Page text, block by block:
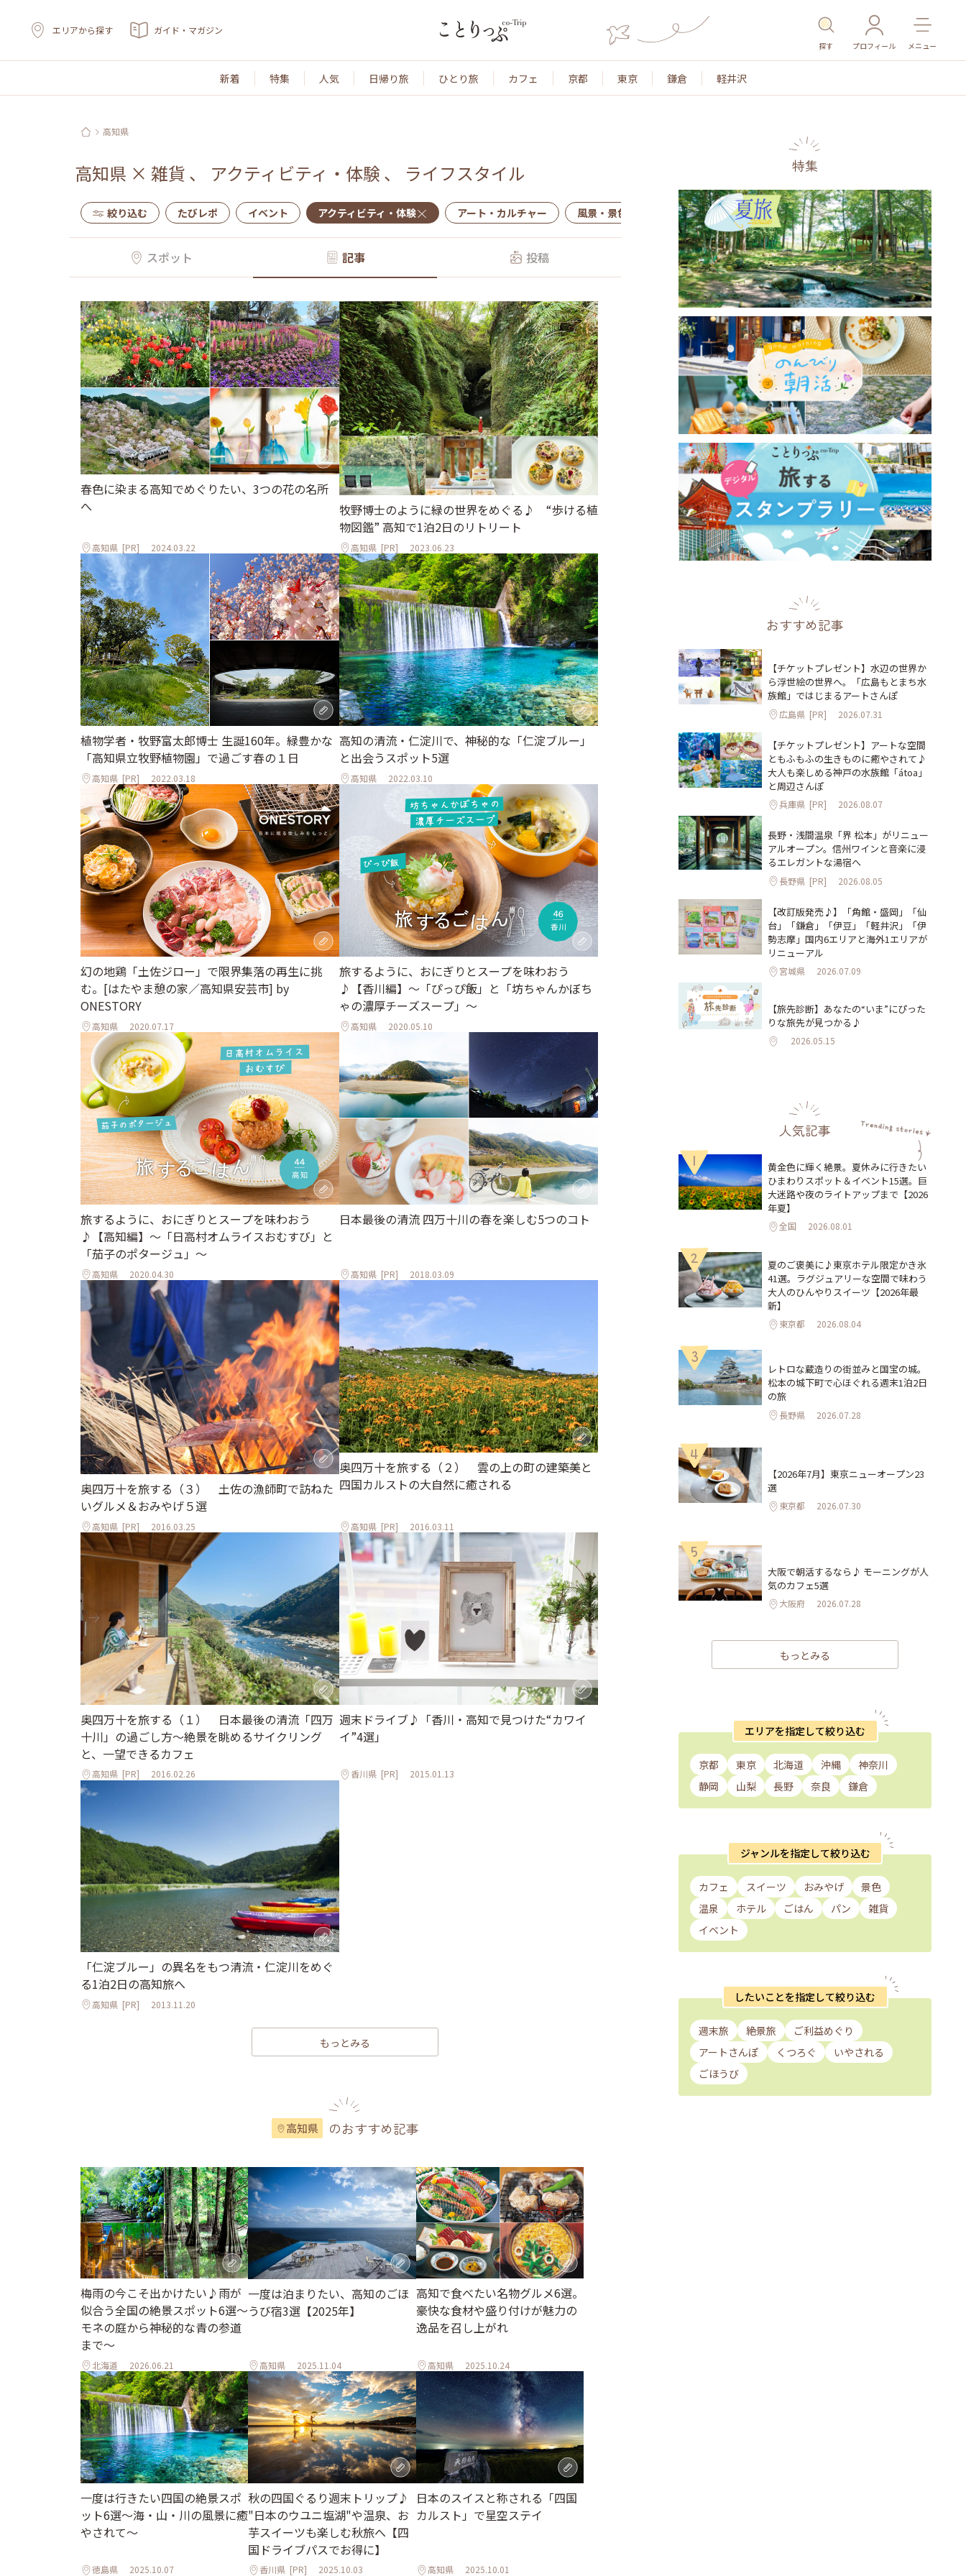
エリアから探す ガイド・マガジン
探す プロフィール メニュー
新着 特集 人気 日帰り旅 ひとり旅 カフェ 京都 東京 鎌倉 軽井沢
高知県
高知県 × 雑貨 、 アクティビティ・体験 、 ライフスタイル
絞り込む たびレポ イベント アクティビティ・体験 アート・カルチャー 風景・景色 名所・旧跡 温泉・スパ その他施設 ごはん
スポット 記事 投稿
春色に染まる高知でめぐりたい、3つの花の名所
へ
高知県 [PR] 2024.03.22
牧野博士のように緑の世界をめぐる♪ “歩ける植
物図鑑” 高知で1泊2日のリトリート
高知県 [PR] 2023.06.23
植物学者・牧野富太郎博士 生誕160年。緑豊かな
「高知県立牧野植物園」で過ごす春の１日
高知県 [PR] 2022.03.18
高知の清流・仁淀川で、神秘的な「仁淀ブルー」
と出会うスポット5選
高知県 2022.03.10
幻の地鶏「土佐ジロー」で限界集落の再生に挑
む。[はたやま憩の家／高知県安芸市] by
ONESTORY
高知県 2020.07.17
旅するように、おにぎりとスープを味わおう
♪【香川編】〜「ぴっぴ飯」と「坊ちゃんかぼち
ゃの濃厚チーズスープ」〜
高知県 2020.05.10
旅するように、おにぎりとスープを味わおう
♪【高知編】〜「日高村オムライスおむすび」と
「茄子のポタージュ」〜
高知県 2020.04.30
日本最後の清流 四万十川の春を楽しむ5つのコト
高知県 [PR] 2018.03.09
奥四万十を旅する（３） 土佐の漁師町で訪ねた
いグルメ＆おみやげ５選
高知県 [PR] 2016.03.25
奥四万十を旅する（２） 雲の上の町の建築美と
四国カルストの大自然に癒される
高知県 [PR] 2016.03.11
奥四万十を旅する（１） 日本最後の清流「四万
十川」の過ごし方～絶景を眺めるサイクリング
と、一望できるカフェ
高知県 [PR] 2016.02.26
週末ドライブ♪「香川・高知で見つけた“カワイ
イ”4選」
香川県 [PR] 2015.01.13
「仁淀ブルー」の異名をもつ清流・仁淀川をめぐ
る1泊2日の高知旅へ
高知県 [PR] 2013.11.20
もっとみる
高知県 のおすすめ記事
梅雨の今こそ出かけたい♪雨が
似合う全国の絶景スポット6選～
モネの庭から神秘的な青の参道
まで～
北海道 2026.06.21
一度は泊まりたい、高知のごほ
うび宿3選【2025年】
高知県 2025.11.04
高知で食べたい名物グルメ6選。
豪快な食材や盛り付けが魅力の
逸品を召し上がれ
高知県 2025.10.24
一度は行きたい四国の絶景スポ
ット6選〜海・山・川の風景に癒
やされて〜
徳島県 2025.10.07
秋の四国ぐるり週末トリップ♪
"日本のウユニ塩湖"や温泉、お
芋スイーツも楽しむ秋旅へ【四
国ドライブパスでお得に】
香川県 [PR] 2025.10.03
日本のスイスと称される「四国
カルスト」で星空ステイ
高知県 2025.10.01
特集
おすすめ記事
【チケットプレゼント】水辺の世界か
ら浮世絵の世界へ。「広島もとまち水
族館」ではじまるアートさんぽ
広島県 [PR] 2026.07.31
【チケットプレゼント】アートな空間
ともふもふの生きものに癒やされて♪
大人も楽しめる神戸の水族館「átoa」
と周辺さんぽ
兵庫県 [PR] 2026.08.07
長野・浅間温泉「界 松本」がリニュー
アルオープン。信州ワインと音楽に浸
るエレガントな湯宿へ
長野県 [PR] 2026.08.05
【改訂版発売♪】「角館・盛岡」「仙
台」「鎌倉」「伊豆」「軽井沢」「伊
勢志摩」国内6エリアと海外1エリアが
リニューアル
宮城県 2026.07.09
【旅先診断】あなたの“いま”にぴった
りな旅先が見つかる♪
2026.05.15
人気記事
1
黄金色に輝く絶景。夏休みに行きたい
ひまわりスポット＆イベント15選。巨
大迷路や夜のライトアップまで【2026
年夏】
全国 2026.08.01
2
夏のご褒美に♪東京ホテル限定かき氷
41選。ラグジュアリーな空間で味わう
大人のひんやりスイーツ【2026年最
新】
東京都 2026.08.04
3
レトロな蔵造りの街並みと国宝の城。
松本の城下町で心ほぐれる週末1泊2日
の旅
長野県 2026.07.28
4
【2026年7月】東京ニューオープン23
選
東京都 2026.07.30
5
大阪で朝活するなら♪ モーニングが人
気のカフェ5選
大阪府 2026.07.28
もっとみる
エリアを指定して絞り込む
京都 東京 北海道 沖縄
神奈川
静岡
山梨 長野 奈良 鎌倉
ジャンルを指定して絞り込む
カフェ スイーツ おみやげ
景色
温泉
ホテル ごはん パン
雑貨
イベント
したいことを指定して絞り込む
週末旅 絶景旅
ご利益めぐり
アートさんぽ
くつろぐ
いやされる
ごほうび